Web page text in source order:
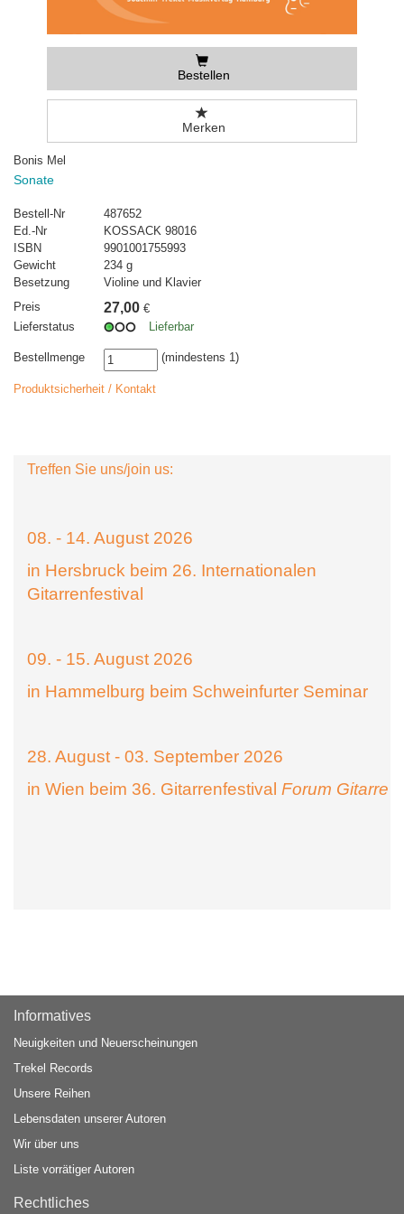
Bestellen
Merken
Bonis Mel
Sonate
Bestell-Nr
487652
Ed.-Nr
KOSSACK 98016
ISBN
9901001755993
Gewicht
234 g
Besetzung
Violine und Klavier
Preis
27,00 €
Lieferstatus
Lieferbar
Bestellmenge (mindestens 1)
Produktsicherheit / Kontakt
Treffen Sie uns/join us:
08. - 14. August 2026
in Hersbruck beim 26. Internationalen
Gitarrenfestival
09. - 15. August 2026
in Hammelburg beim Schweinfurter Seminar
28. August - 03. September 2026
in Wien beim 36. Gitarrenfestival Forum Gitarre
Informatives
Neuigkeiten und Neuerscheinungen
Trekel Records
Unsere Reihen
Lebensdaten unserer Autoren
Wir über uns
Liste vorrätiger Autoren
Rechtliches